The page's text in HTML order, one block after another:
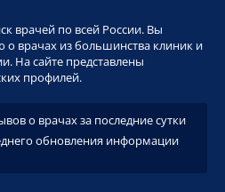
врачей по всей России. Вы
врачах из большинства клиник и
На сайте представлены
профилей.
о врачах за последние сутки
обновления информации